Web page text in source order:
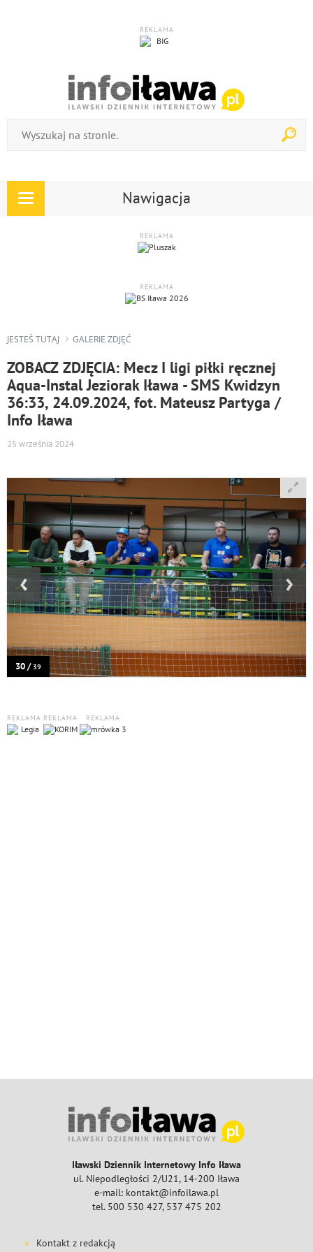
REKLAMA
Nawigacja
Rozwiń
REKLAMA
REKLAMA
JESTEŚ TUTAJ GALERIE ZDJĘĆ
ZOBACZ ZDJĘCIA: Mecz I ligi piłki ręcznej
Aqua-Instal Jeziorak Iława - SMS Kwidzyn
36:33, 24.09.2024, fot. Mateusz Partyga /
Info Iława
25 września 2024
30 /39
‹ ›
REKLAMA REKLAMA REKLAMA
Iławski Dziennik Internetowy Info Iława
ul. Niepodległości 2/U21, 14-200 Iława
e-mail: kontakt@infoilawa.pl
tel. 500 530 427, 537 475 202
Kontakt z redakcją